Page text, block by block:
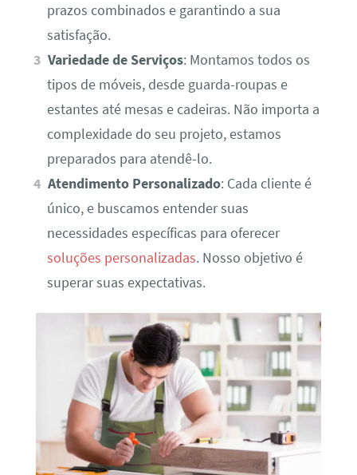
prazos combinados e garantindo a sua
satisfação.
Variedade de Serviços: Montamos todos os
tipos de móveis, desde guarda-roupas e
estantes até mesas e cadeiras. Não importa a
complexidade do seu projeto, estamos
preparados para atendê-lo.
Atendimento Personalizado: Cada cliente é
único, e buscamos entender suas
necessidades específicas para oferecer
soluções personalizadas. Nosso objetivo é
superar suas expectativas.